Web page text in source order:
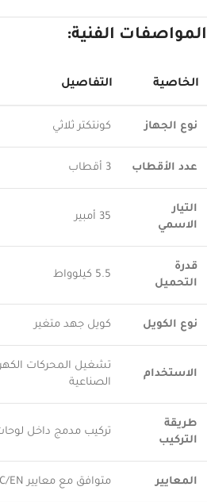
المواصفات الفنية:
الخاصية التفاصيل
نوع الجهاز كونتكتر ثلاثي
عدد الأقطاب 3 أقطاب
التيار
الاسمي
35 أمبير
قدرة
التحميل
5.5 كيلوواط
نوع الكويل كويل جهد متغير
الاستخدام
تشغيل المحركات
الصناعية
طريقة
التركيب
تركيب مدمج داخل
المعايير متوافق مع معايير IEC/EN